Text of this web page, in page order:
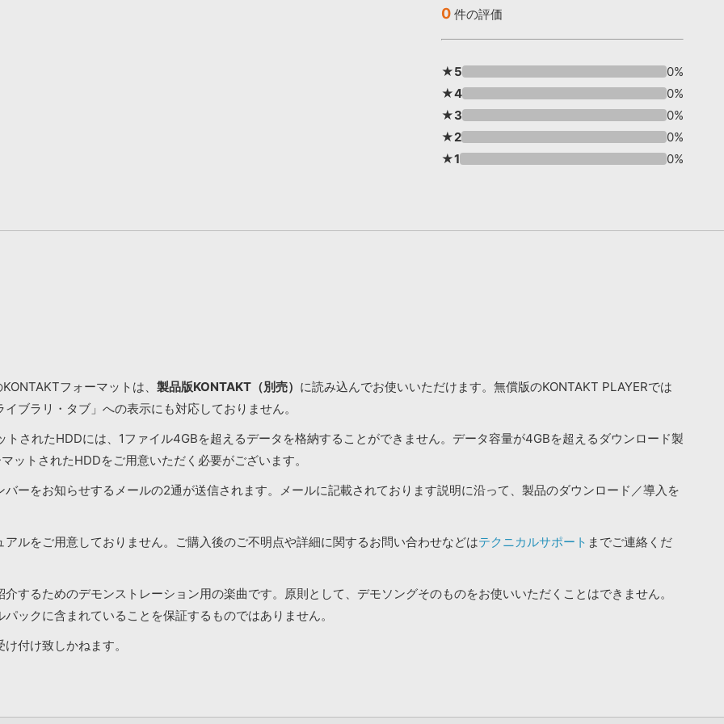
0 件の評価
★5
0%
★4
0%
★3
0%
★2
0%
★1
0%
フォーマットは、 製品版KONTAKT（別売） に読み込んでお使いいただけます。無償版のKONTAKT PLAYERでは
ブラリ・タブ」への表示にも対応しておりません。
トされたHDDには、1ファイル4GBを超えるデータを格納することができません。データ容量が4GBを超えるダウンロード製
ットされたHDDをご用意いただく必要がございます。
ーをお知らせするメールの2通が送信されます。メールに記載されております説明に沿って、製品のダウンロード／導入を
ルをご用意しておりません。ご購入後のご不明点や詳細に関するお問い合わせなどはテクニカルサポート までご連絡くだ
するためのデモンストレーション用の楽曲です。原則として、デモソングそのものをお使いいただくことはできません。
ックに含まれていることを保証するものではありません。
付け致しかねます。